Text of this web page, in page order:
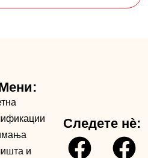
и
Следете нè: